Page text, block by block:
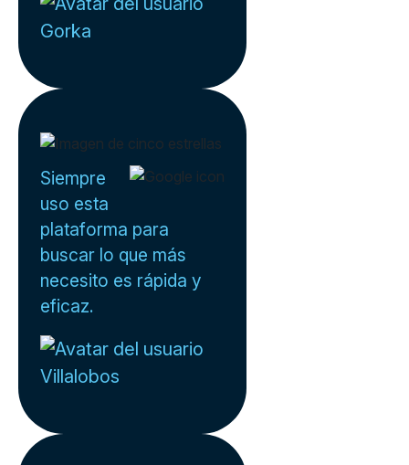
Gorka
Siempre
uso esta
plataforma para
buscar lo que más
necesito es rápida y
eficaz.
Villalobos